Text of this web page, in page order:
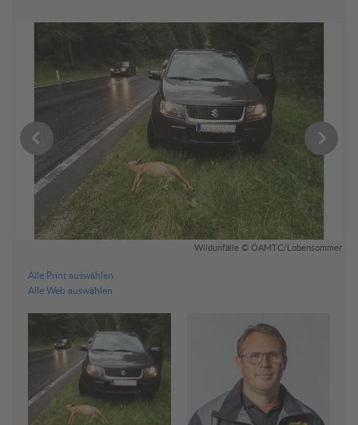
Wildunfälle © ÖAMTC/Lobensommer
Alle Print auswählen
Alle Web auswählen